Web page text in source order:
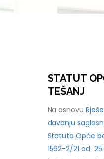
STATUT
TEŠANJ
Na osnovu
davanju
Statuta Opće
1562-2/21 od